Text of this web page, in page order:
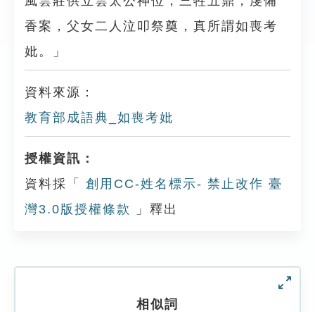
香案，父女二人泣叩祭奠，真所謂如喪考
妣。」
資料來源：
教育部成語典_如喪考妣
授權資訊：
資料採「
創用CC-姓名標示- 禁止改作 臺
灣3.0版授權條款
」釋出
相似詞